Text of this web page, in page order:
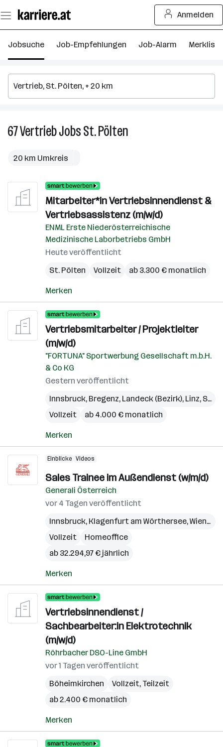
Seiteninhalt
springen
Anmelden
Jobsuche Job-Empfehlungen Job-Alarm Merkliste
67VertriebJobsSt. Pölten
20 km Umkreis
Mitarbeiter*in Vertriebsinnendienst &
Vertriebsassistenz (m/w/d)
ENML Erste Niederösterreichische
Medizinische Laborbetriebs GmbH
Heute veröffentlicht
St. Pölten
Vollzeit ab 3.300 € monatlich
Merken
Vertriebsmitarbeiter / Projektleiter
(m/w/d)
"FORTUNA" Sportwerbung Gesellschaft m.b.H.
& Co KG
Gestern veröffentlicht
Innsbruck, Bregenz, Landeck (Bezirk), Linz, St. Pölten
Vollzeit
ab 4.000 € monatlich
Merken
Einblicke Videos
Sales Trainee im Außendienst (w/m/d)
Generali Österreich
vor 4 Tagen veröffentlicht
Innsbruck, Klagenfurt am Wörthersee,Wien,
Vollzeit
Homeoffice
ab 32.294,97 € jährlich
Merken
Vertriebsinnendienst /
Sachbearbeiter:in Elektrotechnik
(m/w/d)
Röhrbacher DSO-Line GmbH
vor 1 Tagen veröffentlicht
Böheimkirchen
Vollzeit, Teilzeit
ab 2.400 € monatlich
Merken